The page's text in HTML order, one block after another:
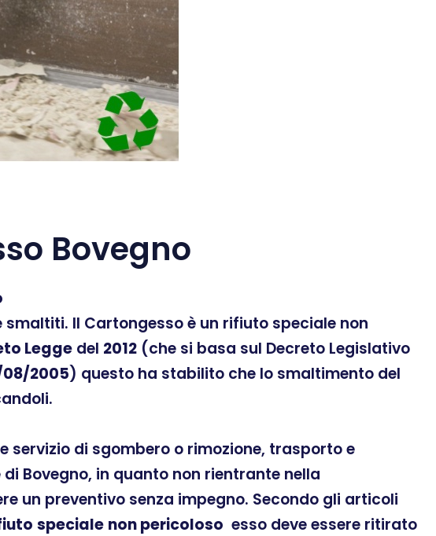
Bovegno
Il Cartongesso è un rifiuto speciale non
Legge del 2012 (che si basa sul Decreto Legislativo
08/2005) questo ha stabilito che lo smaltimento del
di sgombero o rimozione, trasporto e
Bovegno, in quanto non rientrante nella
un preventivo senza impegno. Secondo gli articoli
speciale non pericoloso esso deve essere ritirato